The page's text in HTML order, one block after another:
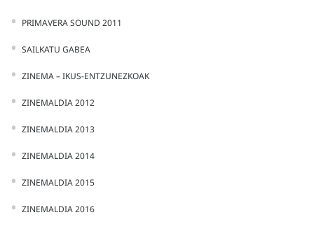
PRIMAVERA SOUND 2011
SAILKATU GABEA
ZINEMA – IKUS-ENTZUNEZKOAK
ZINEMALDIA 2012
ZINEMALDIA 2013
ZINEMALDIA 2014
ZINEMALDIA 2015
ZINEMALDIA 2016